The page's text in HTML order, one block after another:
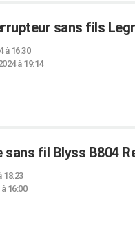
sans fils
à 16:30
à 19:14
fil Blyss B804
18:23
16:00